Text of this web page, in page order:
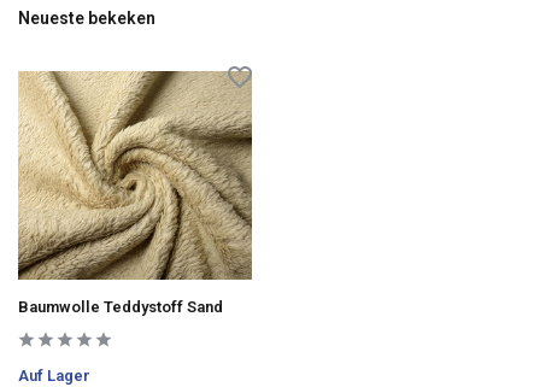
Neueste bekeken
Baumwolle Teddystoff Sand
Auf Lager